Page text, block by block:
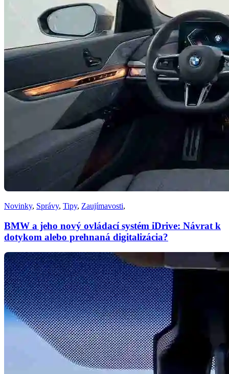
Novinky, Správy, Tipy, Zaujímavosti,
BMW a jeho nový ovládací systém iDrive: Návrat k
dotykom alebo prehnaná digitalizácia?